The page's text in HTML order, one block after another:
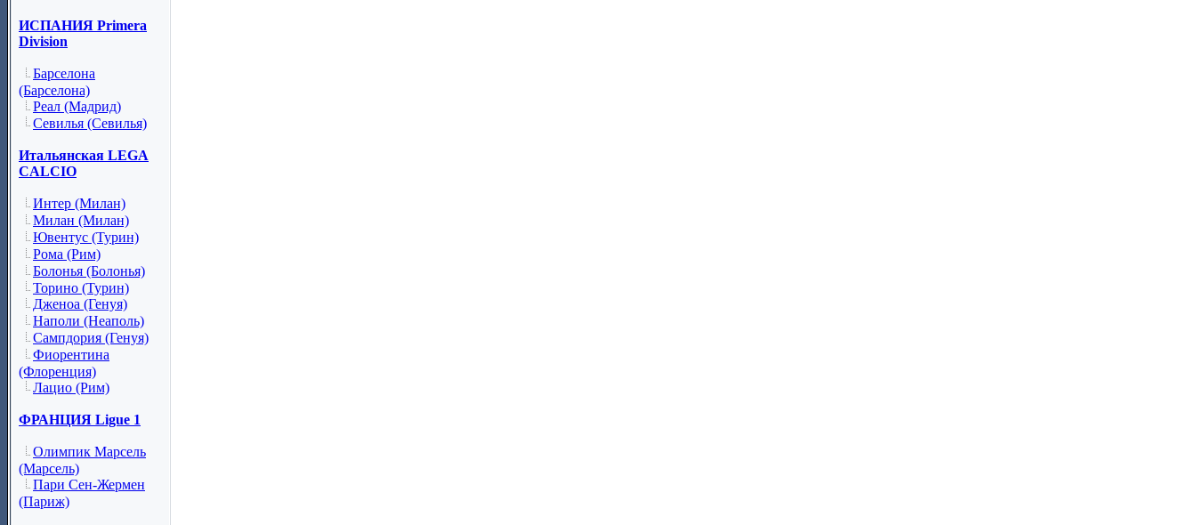
ИСПАНИЯ Primera
Division
Барселона
(Барселона)
Реал (Мадрид)
Севилья (Севилья)
Итальянская LEGA
CALCIO
Интер (Милан)
Милан (Милан)
Ювентус (Турин)
Рома (Рим)
Болонья (Болонья)
Торино (Турин)
Дженоа (Генуя)
Наполи (Неаполь)
Сампдория (Генуя)
Фиорентина
(Флоренция)
Лацио (Рим)
ФРАНЦИЯ Ligue 1
Олимпик Марсель
(Марсель)
Пари Сен-Жермен
(Париж)